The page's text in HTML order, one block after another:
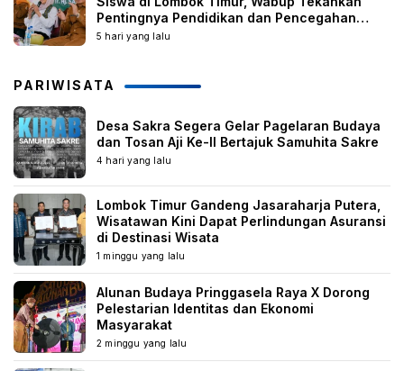
Pentingnya Pendidikan dan Pencegahan
Perkawinan Anak
5 hari yang lalu
PARIWISATA
Desa Sakra Segera Gelar Pagelaran Budaya
dan Tosan Aji Ke-II Bertajuk Samuhita Sakre
4 hari yang lalu
Lombok Timur Gandeng Jasaraharja Putera,
Wisatawan Kini Dapat Perlindungan Asuransi
di Destinasi Wisata
1 minggu yang lalu
Alunan Budaya Pringgasela Raya X Dorong
Pelestarian Identitas dan Ekonomi
Masyarakat
2 minggu yang lalu